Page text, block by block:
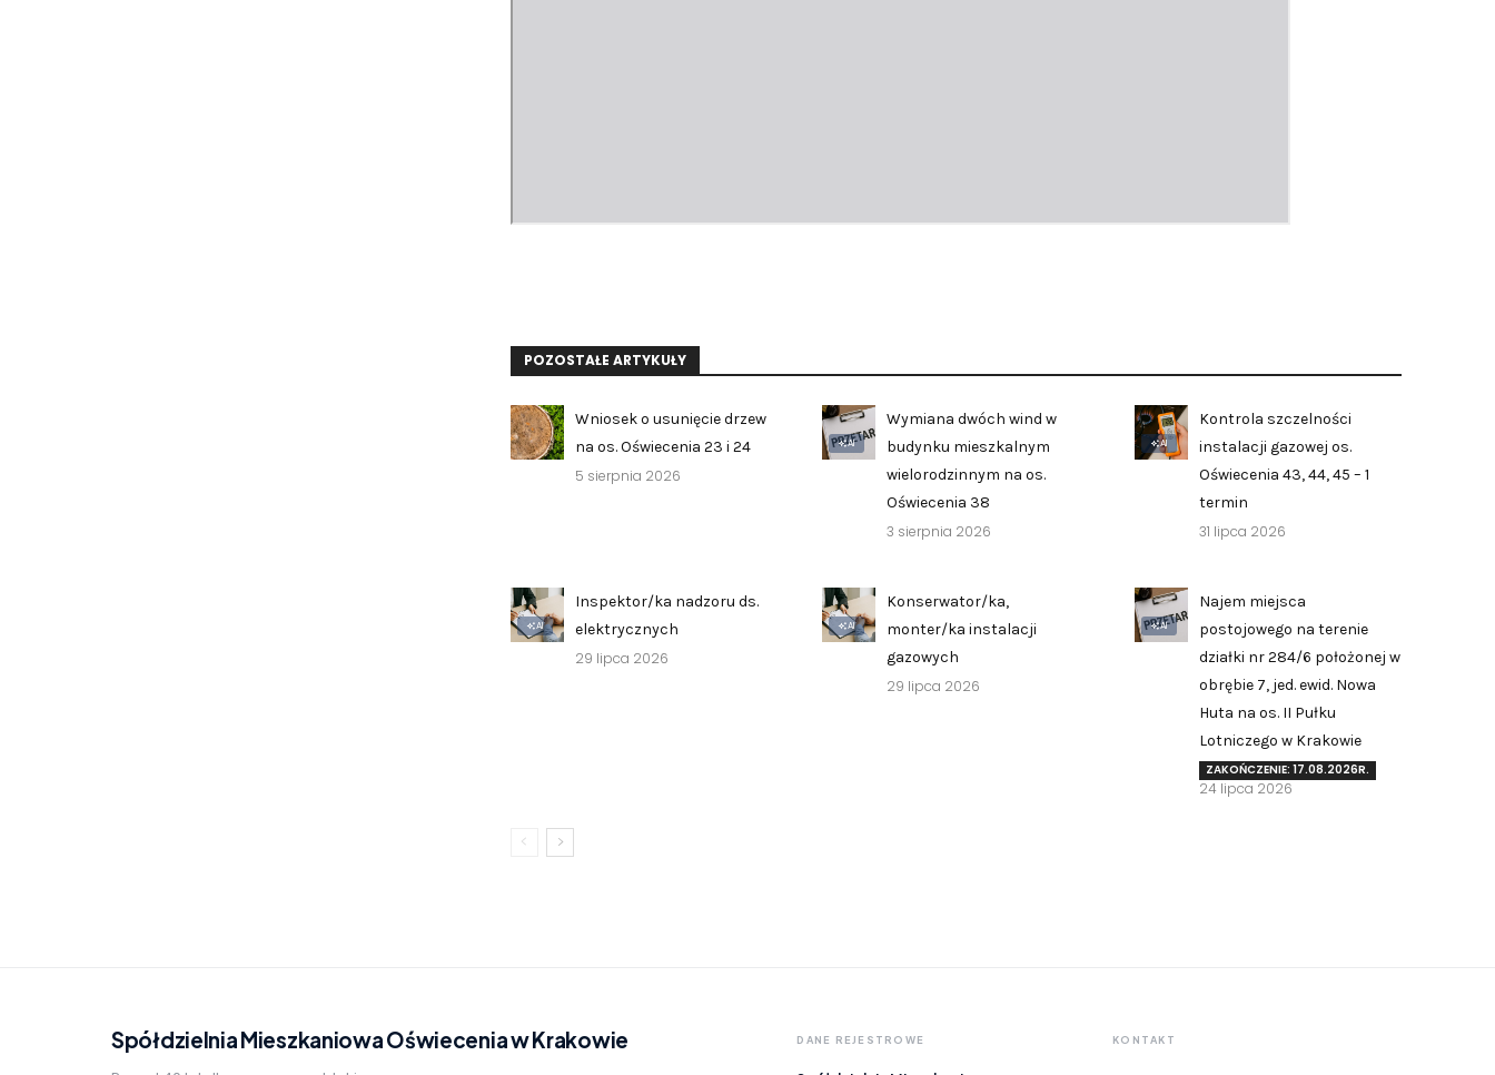
POZOSTAŁE ARTYKUŁY
Wniosek o usunięcie drzew
na os. Oświecenia 23 i 24
5 sierpnia 2026
AI
Wymiana dwóch wind w
budynku mieszkalnym
wielorodzinnym na os.
Oświecenia 38
3 sierpnia 2026
AI
Kontrola szczelności
instalacji gazowej os.
Oświecenia 43, 44, 45 – 1
termin
31 lipca 2026
AI
Inspektor/ka nadzoru ds.
elektrycznych
29 lipca 2026
AI
Konserwator/ka,
monter/ka instalacji
gazowych
29 lipca 2026
AI
Najem miejsca
postojowego na terenie
działki nr 284/6 położonej w
obrębie 7, jed. ewid. Nowa
Huta na os. II Pułku
Lotniczego w Krakowie
ZAKOŃCZENIE: 17.08.2026R.
24 lipca 2026
Spółdzielnia Mieszkaniowa Oświecenia w Krakowie DANE REJESTROWE KONTAKT
Zgłoś problem lub uwagę
Twoja opinia pomaga nam ulepszać serwis